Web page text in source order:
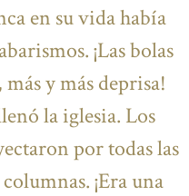
en su vida había
¡Las bolas
y más deprisa!
la iglesia. Los
por todas las
¡Era una